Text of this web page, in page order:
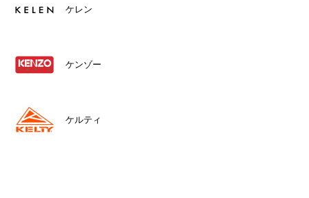
ケレン
ケンゾー
ケルティ